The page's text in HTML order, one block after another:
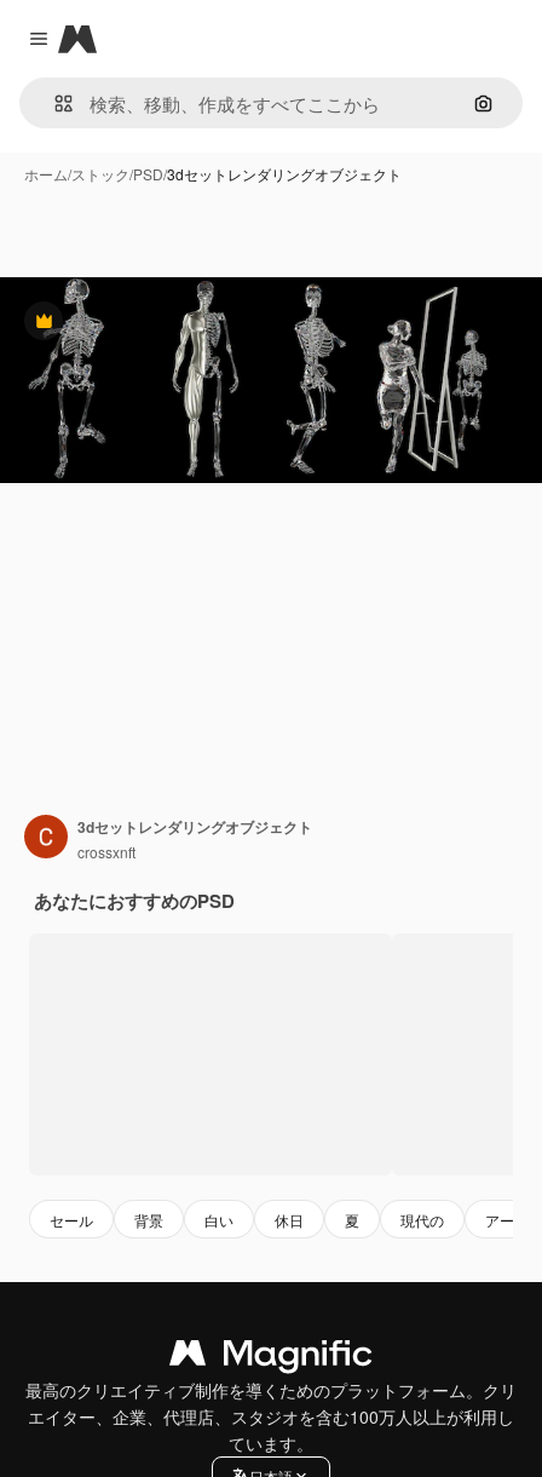
Close menu
Magnific
画像で
ホーム/ストック/PSD/3dセットレンダリングオブジェクト
Premium
3dセットレンダリングオブジェクト
crossxnft
あなたにおすすめのPSD
セール 背景 白い 休日 夏 現代の アート
最高のクリエイティブ制作を導くためのプラットフォーム。クリ
エイター、企業、代理店、スタジオを含む100万人以上が利用し
ています。